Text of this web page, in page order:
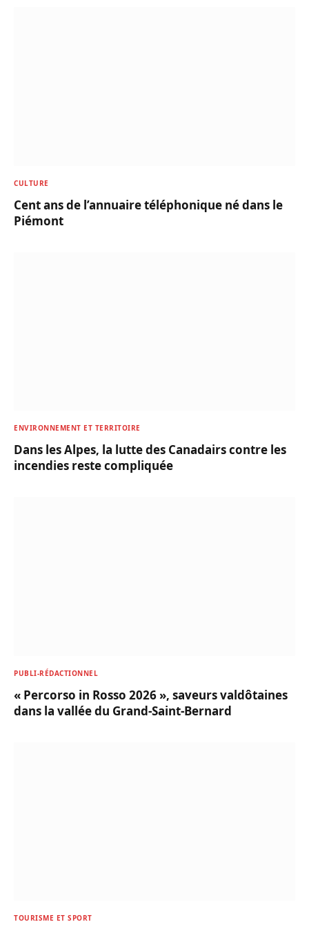
CULTURE
Cent ans de l’annuaire téléphonique né dans le
Piémont
ENVIRONNEMENT ET TERRITOIRE
Dans les Alpes, la lutte des Canadairs contre les
incendies reste compliquée
PUBLI-RÉDACTIONNEL
« Percorso in Rosso 2026 », saveurs valdôtaines
dans la vallée du Grand-Saint-Bernard
TOURISME ET SPORT